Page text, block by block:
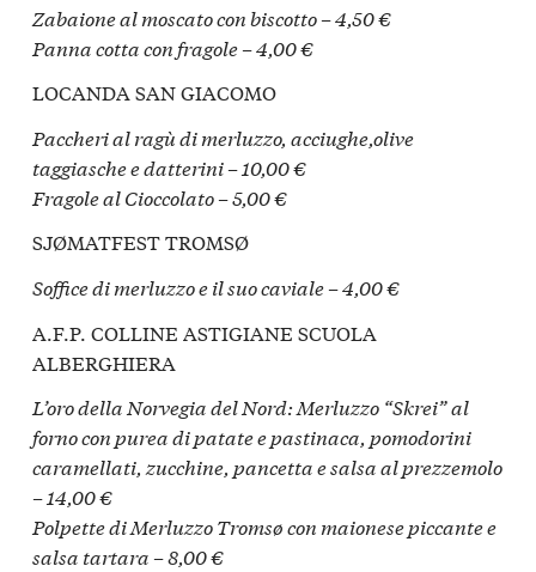
Zabaione al moscato con biscotto – 4,50 €
Panna cotta con fragole – 4,00 €
LOCANDA SAN GIACOMO
Paccheri al ragù di merluzzo, acciughe,olive
taggiasche e datterini – 10,00 €
Fragole al Cioccolato – 5,00 €
SJØMATFEST TROMSØ
Soffice di merluzzo e il suo caviale – 4,00 €
A.F.P. COLLINE ASTIGIANE SCUOLA
ALBERGHIERA
L’oro della Norvegia del Nord: Merluzzo “Skrei” al
forno con purea di patate e pastinaca, pomodorini
caramellati, zucchine, pancetta e salsa al prezzemolo
– 14,00 €
Polpette di Merluzzo Tromsø con maionese piccante e
salsa tartara – 8,00 €